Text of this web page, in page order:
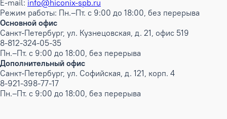
E-mail: info@hiconix-spb.ru
Режим работы: Пн.–Пт. с 9:00 до 18:00, без перерыва
Основной офис
Санкт-Петербург, ул. Кузнецовская, д. 21, офис 519
8-812-324-05-35
Пн.–Пт. с 9:00 до 18:00, без перерыва
Дополнительный офис
Санкт-Петербург, ул. Софийская, д. 121, корп. 4
8-921-398-77-17
Пн.–Пт. с 9:00 до 18:00, без перерыва